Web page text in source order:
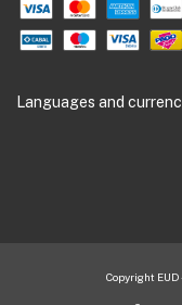
Languages and
Copyright EUD